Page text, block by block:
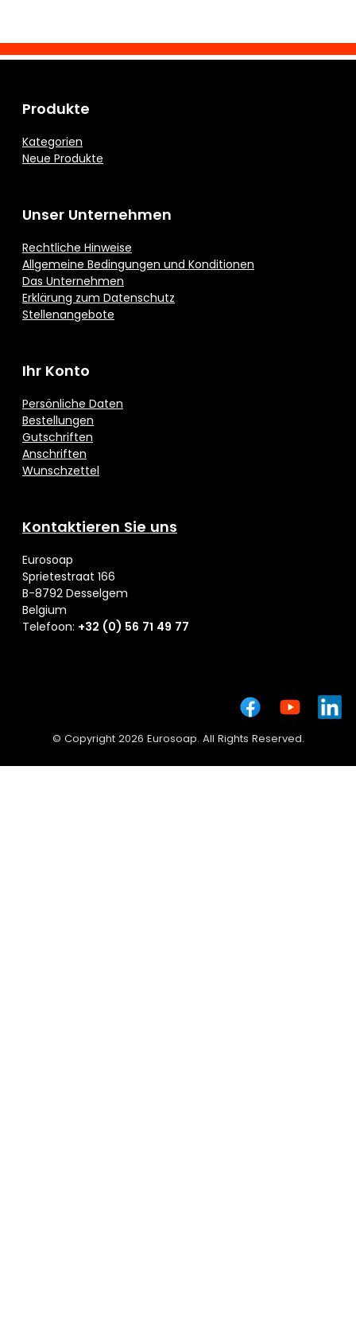
Produkte
Kategorien
Neue Produkte
Unser Unternehmen
Rechtliche Hinweise
Allgemeine Bedingungen und Konditionen
Das Unternehmen
Erklärung zum Datenschutz
Stellenangebote
Ihr Konto
Persönliche Daten
Bestellungen
Gutschriften
Anschriften
Wunschzettel
Kontaktieren Sie uns
Eurosoap
Sprietestraat 166
B-8792 Desselgem
Belgium
Telefoon: +32 (0) 56 71 49 77
© Copyright 2026 Eurosoap. All Rights Reserved.